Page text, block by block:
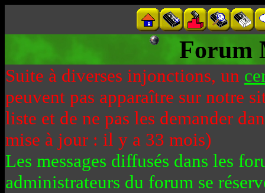
Forum
Suite à diverses injonctions, un
peuvent pas apparaître sur notre
liste et de ne pas les demander
mise à jour : il y a 33 mois)
Les messages diffusés dans les
administrateurs du forum se